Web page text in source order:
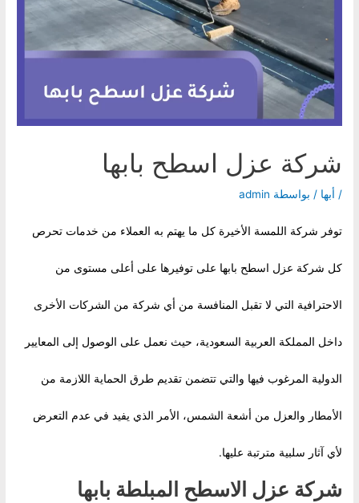
شركة عزل اسطح بابها
/ أبها / بواسطة admin
توفر شركة اللمسة الأخيرة كل ما يهتم به العملاء من خدمات تحرص
كل شركة عزل اسطح بابها على توفيرها على أعلى مستوى من
الاحترافية التي لا تقبل المنافسة من أي شركة من الشركات الأخرى
داخل المملكة العربية السعودية، حيث نعمل على الوصول إلى المعايير
الدولية المرغوب فيها والتي تتضمن تقديم طرق الحماية اللازمة من
الأمطار والعزل من أشعة الشمس، الأمر الذي يفيد في عدم التعرض
لأي آثار سلبية مترتبة عليها.
شركة عزل الاسطح المبلطة بابها